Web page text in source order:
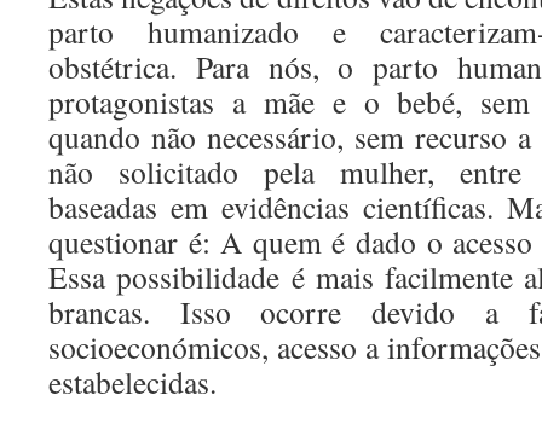
parto humanizado e
obstétrica. Para nós, o parto
protagonistas a mãe e o bebé, sem
quando não necessário, sem recurso
não solicitado pela mulher, entre
baseadas em evidências científicas.
questionar é: A quem é dado o
Essa possibilidade é mais facilmente
brancas. Isso ocorre devido a
socioeconómicos, acesso a
estabelecidas.